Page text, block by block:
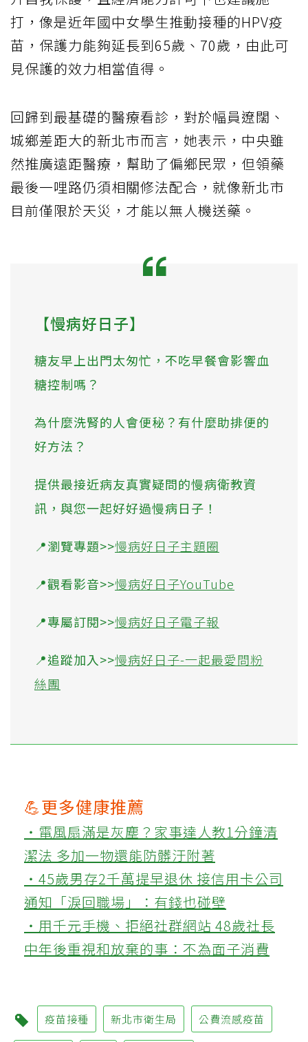
打，像是近年國中女學生推動接種的HPV疫
苗，保護力能夠延長到65歲、70歲，由此可
見保護的效力相當值得。
回歸到最基礎的醫療看診，對於幅員遼闊、
城鄉差距大的新北市而言，她表示，中央雖
然推廣遠距醫療，幫助了偏鄉民眾，但領藥
最後一哩路仍須相關修法配合，就像新北市
目前僅限於天災，才能以無人機送藥。
【慢病好日子】
糖友早上出門太匆忙，不吃早餐會影響血
糖控制嗎？
為什麼洗腎的人會便秘？有什麼助排便的
好方法？
提供最接近病友真實疑問的慢病衛教資
訊，與您一起好好過慢病日子！
📍瀏覽專題>>慢病好日子主題圈
📍觀看影音>>慢病好日子YouTube
📍專屬訂閱>>慢病好日子電子報
📍追蹤加入>>慢病好日子-一起最愛問粉
絲團
💪更多健康推薦
‧電風扇滿是灰塵？家事達人教1分鐘清
潔法 多加一物還能防髒汙附著
‧45歲男存2千萬提早退休 接信用卡公司
通知「淚回職場」：有錢也碰壁
‧用千元手機、拒絕社群網站 48歲社長
中年後重視和放棄的事：不為面子消費
疫苗接種 新北市衛生局 公費流感疫苗